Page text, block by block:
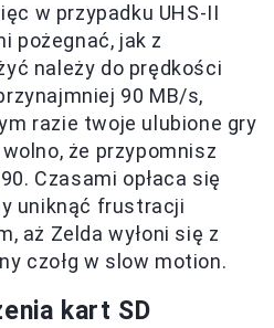
w przypadku UHS-II
pożegnać, jak z
należy do prędkości
90 MB/s,
razie twoje ulubione gry
że przypomnisz
Czasami opłaca się
uniknąć frustracji
aż Zelda wyłoni się z
czołg w slow motion.
kart SD